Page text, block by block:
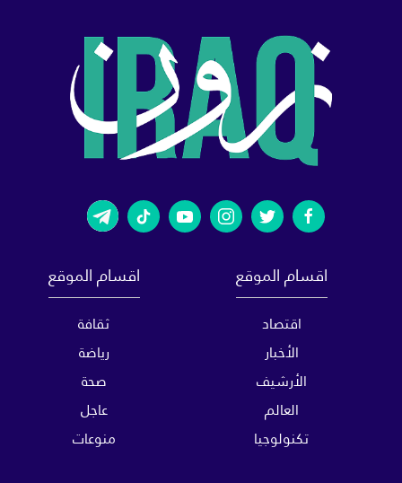
اقسام الموقع
اقتصاد
الأخبار
الأرشيف
العالم
تكنولوجيا
اقسام الموقع
ثقافة
رياضة
صحة
عاجل
منوعات